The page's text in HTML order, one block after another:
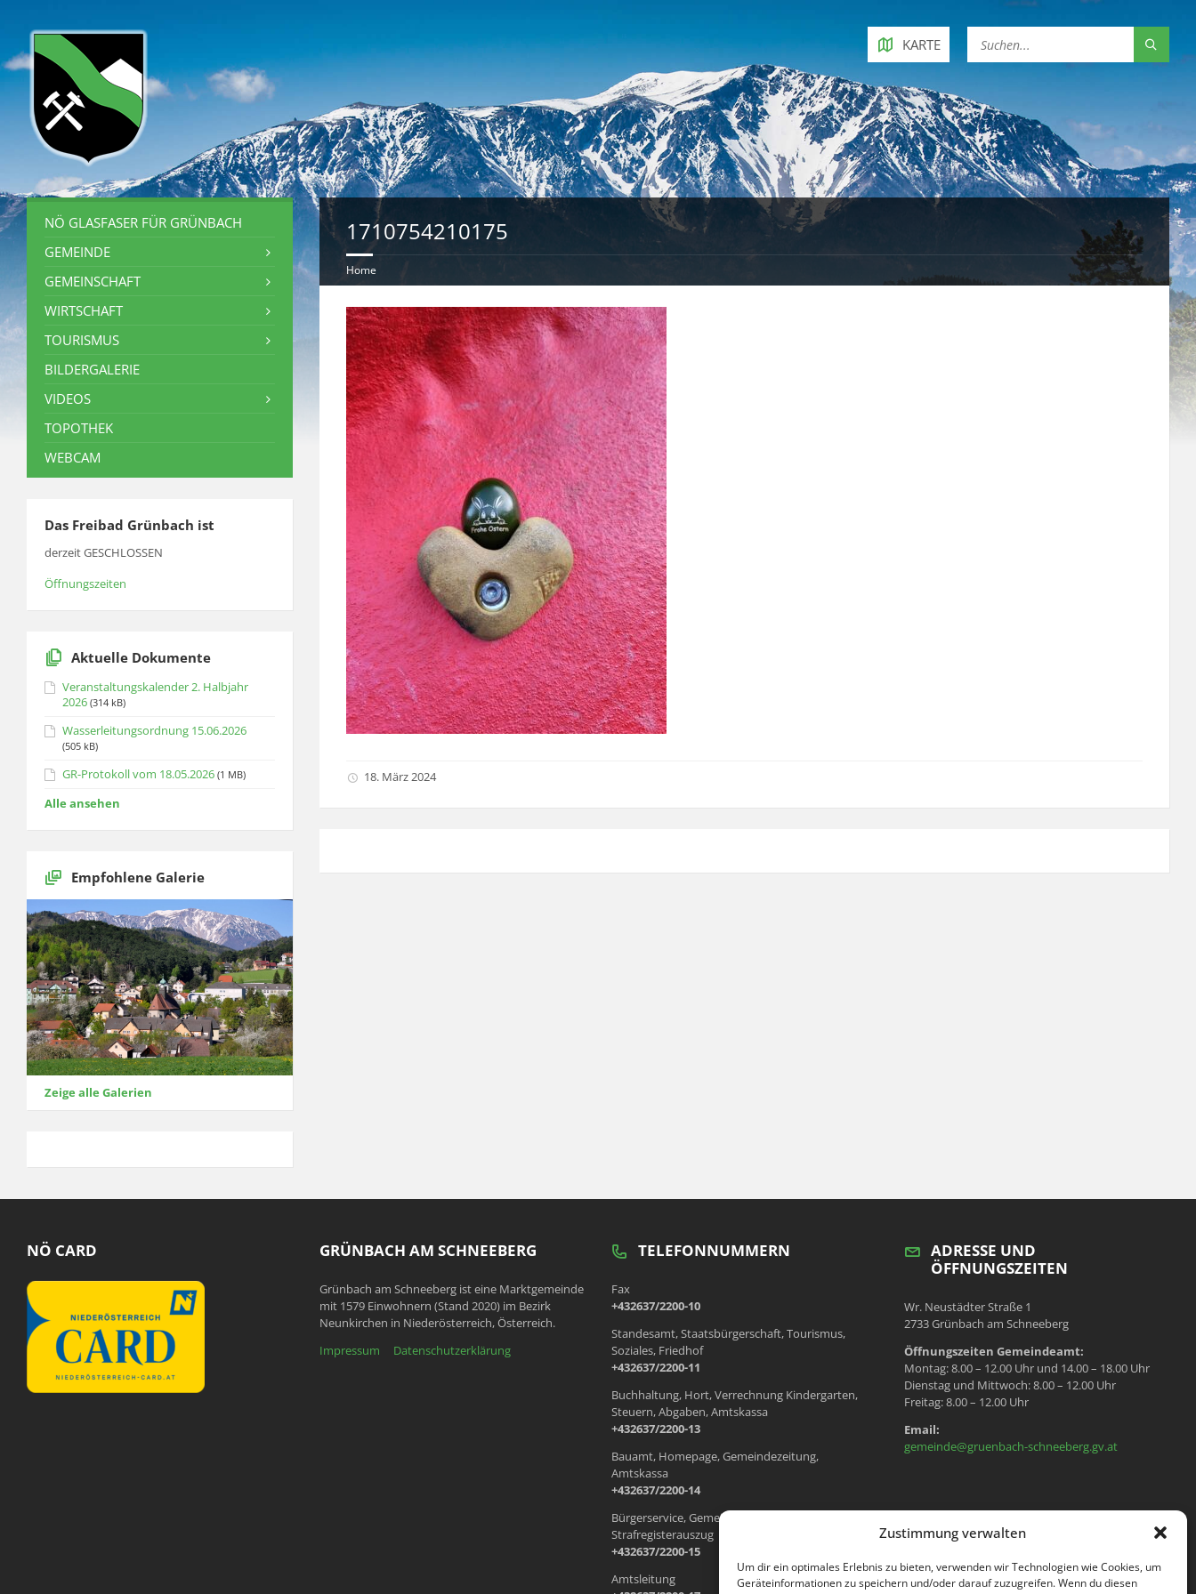
Zustimmung verwalten
Um dir ein optimales Erlebnis zu bieten, verwenden wir Technologien wie Cookies, um
Geräteinformationen zu speichern und/oder darauf zuzugreifen. Wenn du diesen
KARTE
1710754210175
Home
18. März 2024
NÖ GLASFASER FÜR GRÜNBACH
GEMEINDE
GEMEINSCHAFT
WIRTSCHAFT
TOURISMUS
BILDERGALERIE
VIDEOS
TOPOTHEK
WEBCAM
Das Freibad Grünbach ist
derzeit GESCHLOSSEN
Öffnungszeiten
Aktuelle Dokumente
Veranstaltungskalender 2. Halbjahr
2026 (314 kB)
Wasserleitungsordnung 15.06.2026
(505 kB)
GR-Protokoll vom 18.05.2026 (1 MB)
Alle ansehen
Empfohlene Galerie
Zeige alle Galerien
NÖ CARD GRÜNBACH AM SCHNEEBERG
Grünbach am Schneeberg ist eine Marktgemeinde
mit 1579 Einwohnern (Stand 2020) im Bezirk
Neunkirchen in Niederösterreich, Österreich.
Impressum
Datenschutzerklärung
TELEFONNUMMERN
Fax
+432637/2200-10
Standesamt, Staatsbürgerschaft, Tourismus,
Soziales, Friedhof
+432637/2200-11
Buchhaltung, Hort, Verrechnung Kindergarten,
Steuern, Abgaben, Amtskassa
+432637/2200-13
Bauamt, Homepage, Gemeindezeitung,
Amtskassa
+432637/2200-14
Bürgerservice, Gemeindewohnungen, Meldeamt,
Strafregisterauszug
+432637/2200-15
Amtsleitung
ADRESSE UND
ÖFFNUNGSZEITEN
Wr. Neustädter Straße 1
2733 Grünbach am Schneeberg
Öffnungszeiten Gemeindeamt:
Montag: 8.00 – 12.00 Uhr und 14.00 – 18.00 Uhr
Dienstag und Mittwoch: 8.00 – 12.00 Uhr
Freitag: 8.00 – 12.00 Uhr
Email:
gemeinde@gruenbach-schneeberg.gv.at